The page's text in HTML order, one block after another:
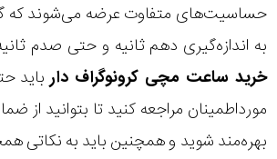
حساسیت‌های متفاوت عرضه می‌شوند که
به‌ اندازه‌گیری دهم ثانیه و حتی صدم
خرید ساعت مچی کرونوگراف دار باید
مورداطمینان مراجعه کنید تا بتوانید از
بهره‌مند شوید و همچنین باید به نکاتی